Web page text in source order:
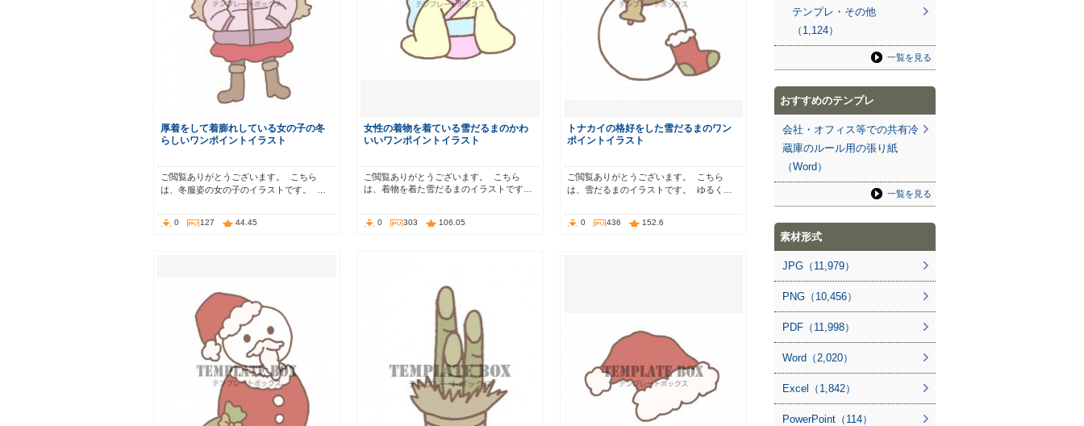
厚着をして着膨れしている女の子の冬
らしいワンポイントイラスト
ご閲覧ありがとうございます。 こちら
は、冬服姿の女の子のイラストです。 …
0 127 44.45
女性の着物を着ている雪だるまのかわ
いいワンポイントイラスト
ご閲覧ありがとうございます。 こちら
は、着物を着た雪だるまのイラストです…
0 303 106.05
トナカイの格好をした雪だるまのワン
ポイントイラスト
ご閲覧ありがとうございます。 こちら
は、雪だるまのイラストです。 ゆるく…
0 436 152.6
テンプレ・その他
（1,124）
一覧を見る
おすすめのテンプレ
会社・オフィス等での共有冷
蔵庫のルール用の張り紙
（Word）
一覧を見る
素材形式
JPG（11,979）
PNG（10,456）
PDF（11,998）
Word（2,020）
Excel（1,842）
PowerPoint（114）